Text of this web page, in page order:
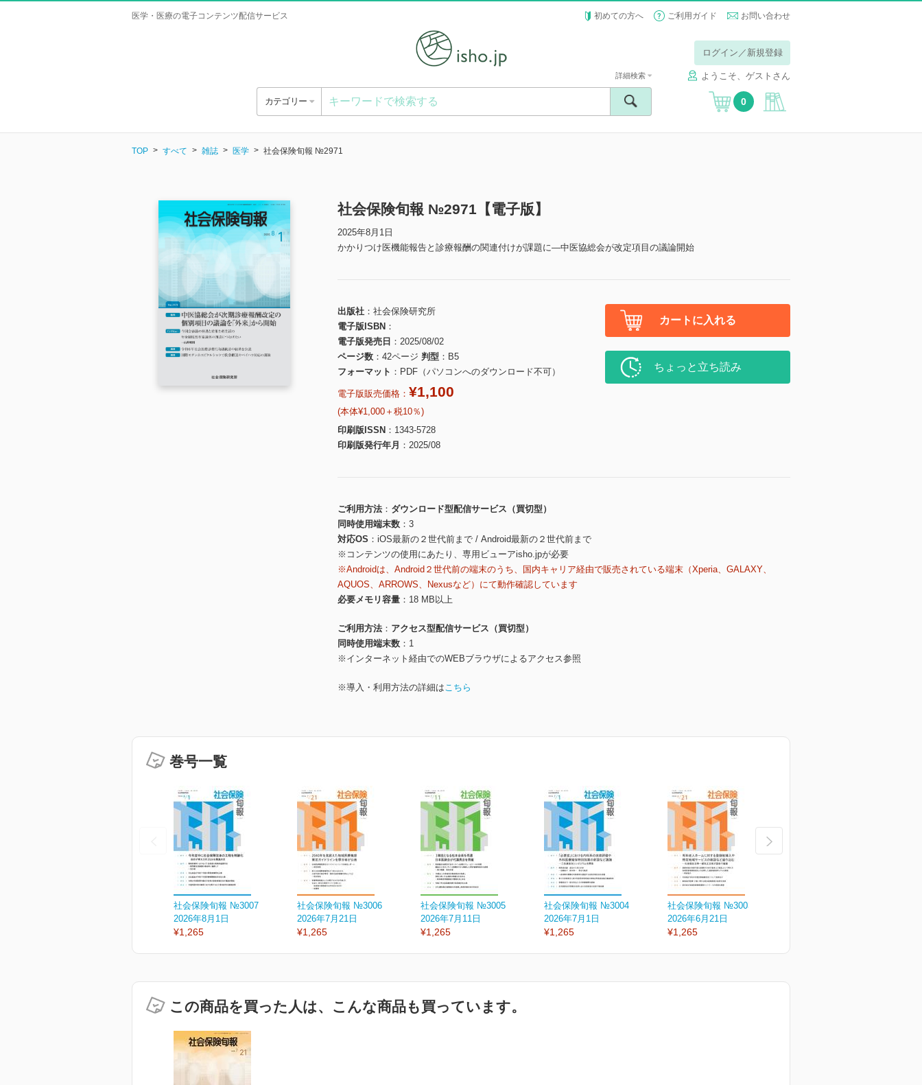
医学・医療の電子コンテンツ配信サービス 初めての方へ ご利用ガイド お問い合わせ
ログイン／新規登録
ようこそ、ゲストさん
カテゴリー
詳細検索
0
TOP すべて 雑誌 医学 社会保険旬報 №2971
社会保険旬報 №2971【電子版】
2025年8月1日
かかりつけ医機能報告と診療報酬の関連付けが課題に—中医協総会が改定項目の議論開始
出版社
社会保険研究所
電子版ISBN
電子版発売日
2025/08/02
ページ数
42ページ 判型
B5
フォーマット
PDF（パソコンへのダウンロード不可）
電子版販売価格： ¥1,100
(本体¥1,000＋税10％)
印刷版ISSN
1343-5728
印刷版発行年月
2025/08
カートに入れる
ちょっと立ち読み
ご利用方法
ダウンロード型配信サービス（買切型）
同時使用端末数
3
対応OS
iOS最新の２世代前まで / Android最新の２世代前まで
※コンテンツの使用にあたり、専用ビューアisho.jpが必要
※Androidは、Android２世代前の端末のうち、国内キャリア経由で販売されている端末（Xperia、GALAXY、
AQUOS、ARROWS、Nexusなど）にて動作確認しています
必要メモリ容量
18 MB以上
ご利用方法
アクセス型配信サービス（買切型）
同時使用端末数
1
※インターネット経由でのWEBブラウザによるアクセス参照
※導入・利用方法の詳細はこちら
巻号一覧
社会保険旬報 №3007
2026年8月1日
¥1,265
社会保険旬報 №3006
2026年7月21日
¥1,265
社会保険旬報 №3005
2026年7月11日
¥1,265
社会保険旬報 №3004
2026年7月1日
¥1,265
社会保険旬報 №3003
2026年6月21日
¥1,265
この商品を買った人は、こんな商品も買っています。